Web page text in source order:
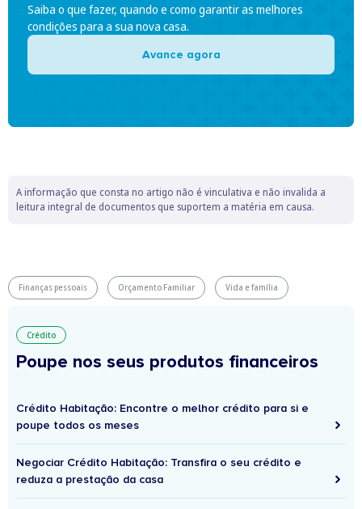
Saiba o que fazer, quando e como garantir as melhores
condições para a sua nova casa.
Avance agora
A informação que consta no artigo não é vinculativa e não invalida a
leitura integral de documentos que suportem a matéria em causa.
Finanças pessoais Orçamento Familiar Vida e família
Crédito
Poupe nos seus produtos financeiros
Crédito Habitação: Encontre o melhor crédito para si e
poupe todos os meses
Negociar Crédito Habitação: Transfira o seu crédito e
reduza a prestação da casa